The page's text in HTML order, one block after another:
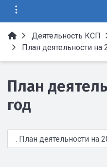
Деятельность КСП
План деятельности на
План
год